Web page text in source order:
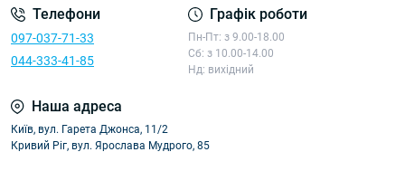
Телефони
097-037-71-33
044-333-41-85
Графік роботи
Пн-Пт: з 9.00-18.00
Сб: з 10.00-14.00
Нд: вихідний
Наша адреса
Київ, вул. Гарета Джонса, 11/2
Кривий Ріг, вул. Ярослава Мудрого, 85